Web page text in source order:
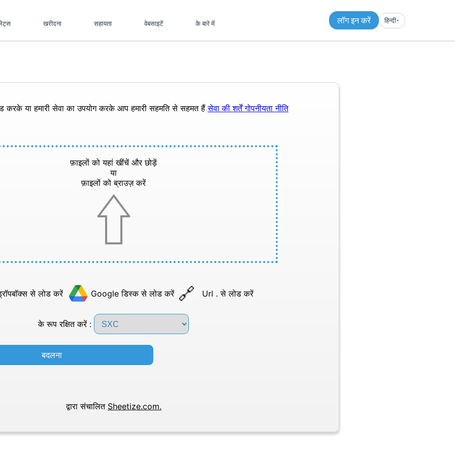
खरीदना सहायता वेबसाइटें के बारे में लॉग इन करें हिन्दी▾︎
करके या हमारी सेवा का उपयोग करके आप हमारी सहमति से सहमत हैंसेवा की शर्तेंगोपनीयता नीति
फ़ाइलों को यहां खींचें और छोड़ें
या
फ़ाइलों को ब्राउज़ करें
से लोड करें Google डिस्क से लोड करें Url . से लोड करें
के रूप रक्षित करें :
बदलना
द्वारा संचालित Sheetize.com.